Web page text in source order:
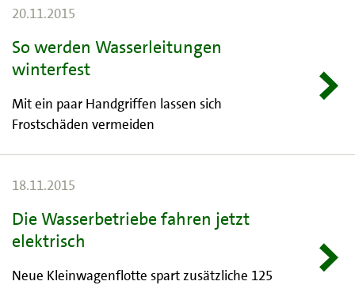
20.11.2015
So werden Wasserleitungen
winterfest
Mit ein paar Handgriffen lassen sich
Frostschäden vermeiden
18.11.2015
Die Wasserbetriebe fahren jetzt
elektrisch
Neue Kleinwagenflotte spart zusätzliche 125